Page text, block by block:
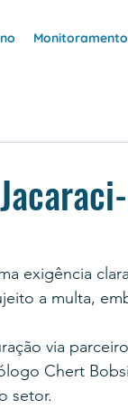
exigência
a multa,
via
Chert
setor.